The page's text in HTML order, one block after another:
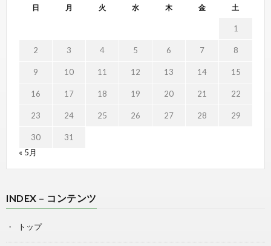
日 月 火 水 木 金 土
1
2 3 4 5 6 7 8
9 10 11 12 13 14 15
16 17 18 19 20 21 22
23 24 25 26 27 28 29
30
31
« 5月
INDEX – コンテンツ
トップ